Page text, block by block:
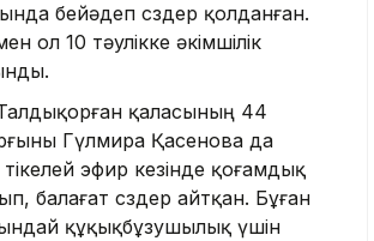
бейәдеп сөздер қолданған.
ол 10 тәулікке әкімшілік
қаласының 44
Гүлмира Қасенова да
эфир кезінде қоғамдық
балағат сөздер айтқан. Бұған
құқықбұзушылық үшін